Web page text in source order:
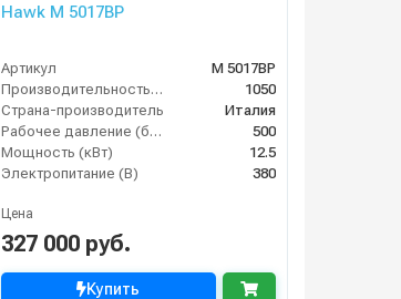
Hawk M 5017BP
Артикул
M 5017BP
Производительность (л/ч)
1050
Страна-производитель
Италия
Рабочее давление (бар)
500
Мощность (кВт)
12.5
Электропитание (В)
380
Цена
327 000 руб.
Купить